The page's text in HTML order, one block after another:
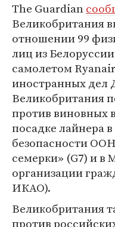
The Guardian
Великобритания
отношении 99
лиц из
самолетом
иностранных дел
Великобритания
против виновных
посадке лайнера
безопасности
семерки» (G7) и
организации
ИКАО).
Великобритания
против